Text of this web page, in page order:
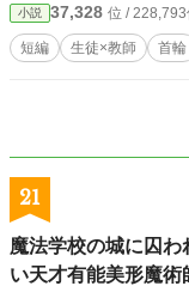
小説 37,328 位 /
短編 生徒×教師 首輪
21
魔法学校の城に囚
い天才有能美形魔